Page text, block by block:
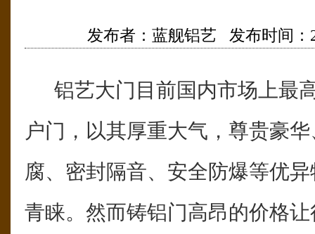
发布者：蓝舰铝艺 发布时间：
铝艺大门目前国内市场上最
户门，以其厚重大气，尊贵豪
腐、密封隔音、安全防爆等优
青睐。然而铸铝门高昂的价格